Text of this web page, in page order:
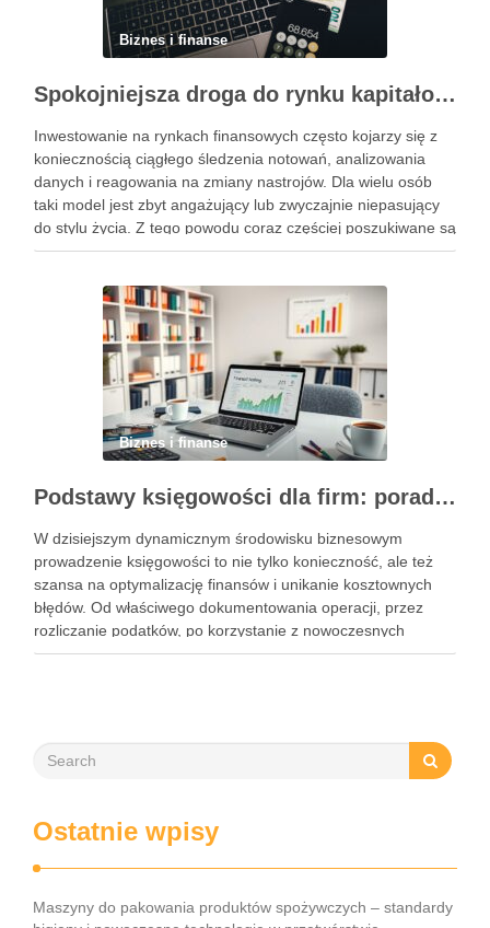
Biznes i finanse
Spokojniejsza droga do rynku kapitałowego bez presji codziennych decyzji
Inwestowanie na rynkach finansowych często kojarzy się z
koniecznością ciągłego śledzenia notowań, analizowania
danych i reagowania na zmiany nastrojów. Dla wielu osób
taki model jest zbyt angażujący lub zwyczajnie niepasujący
do stylu życia. Z tego powodu coraz częściej poszukiwane są
rozwiązania, które pozwalają uczestniczyć w rynku w sposób
Biznes i finanse
Podstawy księgowości dla firm: porady, narzędzia i nowoczesne rozwiązania
W dzisiejszym dynamicznym środowisku biznesowym
prowadzenie księgowości to nie tylko konieczność, ale też
szansa na optymalizację finansów i unikanie kosztownych
błędów. Od właściwego dokumentowania operacji, przez
rozliczanie podatków, po korzystanie z nowoczesnych
narzędzi – każdy przedsiębiorca musi znać kluczowe
Ostatnie wpisy
Maszyny do pakowania produktów spożywczych – standardy